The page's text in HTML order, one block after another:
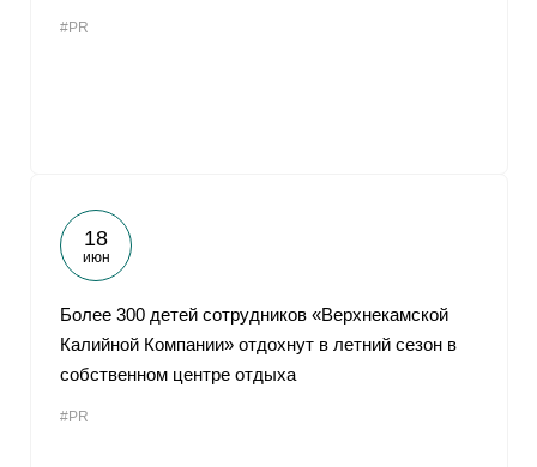
#PR
18
июн
Более 300 детей сотрудников «Верхнекамской
Калийной Компании» отдохнут в летний сезон в
собственном центре отдыха
#PR